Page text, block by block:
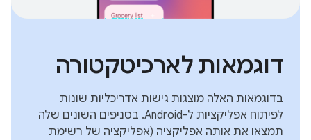
דוגמאות לארכיטקטורה
בדוגמאות האלה מוצגות גישות אדריכליות שונות
לפיתוח אפליקציות ל-Android. בסניפים השונים שלה
תמצאו את אותה אפליקציה (אפליקציה של רשימת